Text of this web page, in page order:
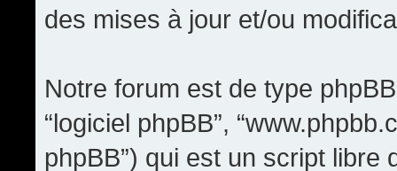
des mises à jour et/ou
Notre forum est de type phpBB
“logiciel phpBB”,
phpBB”) qui est un script